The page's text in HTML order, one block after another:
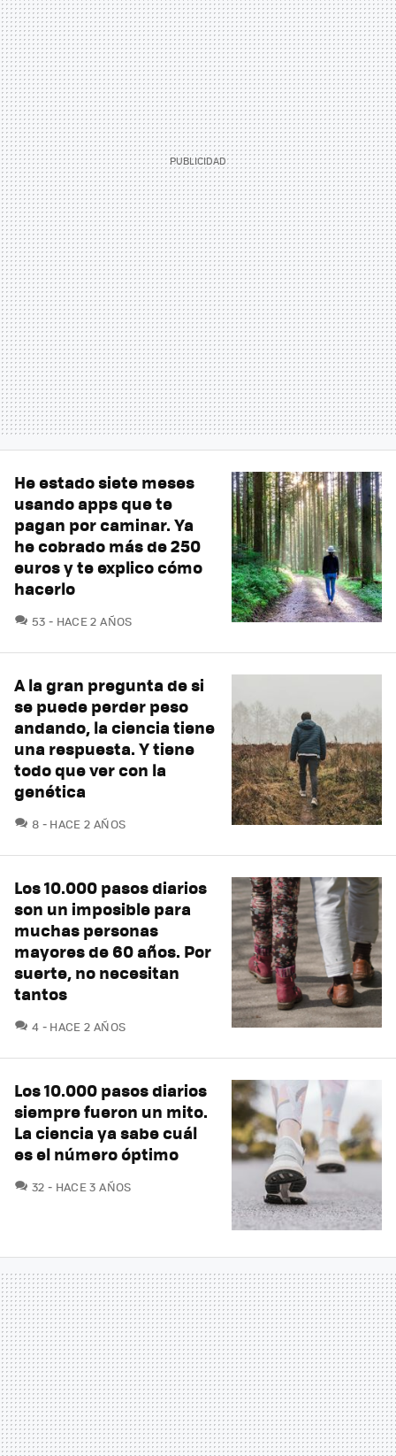
He estado siete meses
usando apps que te
pagan por caminar. Ya
he cobrado más de 250
euros y te explico cómo
hacerlo
53 COMENTARIOS
HACE 2 AÑOS
A la gran pregunta de si
se puede perder peso
andando, la ciencia tiene
una respuesta. Y tiene
todo que ver con la
genética
8 COMENTARIOS
HACE 2 AÑOS
Los 10.000 pasos diarios
son un imposible para
muchas personas
mayores de 60 años. Por
suerte, no necesitan
tantos
4 COMENTARIOS
HACE 2 AÑOS
Los 10.000 pasos diarios
siempre fueron un mito.
La ciencia ya sabe cuál
es el número óptimo
32 COMENTARIOS
HACE 3 AÑOS